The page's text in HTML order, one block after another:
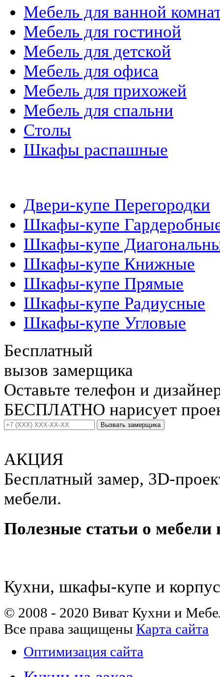
Мебель для ванной
Мебель для гостиной
Мебель для детской
Мебель для офиса
Мебель для прихожей
Мебель для спальни
Столы
Шкафы распашные
Двери-купе Перегородки
Шкафы-купе
Шкафы-купе
Шкафы-купе Книжные
Шкафы-купе Прямые
Шкафы-купе Радиусные
Шкафы-купе Угловые
Бесплатный
вызов замерщика
Оставьте телефон и
БЕСПЛАТНО нарисует
Вызвать замерщика
АКЦИЯ
Бесплатный замер, 3D-
мебели.
Полезные статьи о мебели
Кухни, шкафы-купе и
© 2008 - 2020 Виват Кухни и
Все права защищены Карта сайта
Оптимизация сайта